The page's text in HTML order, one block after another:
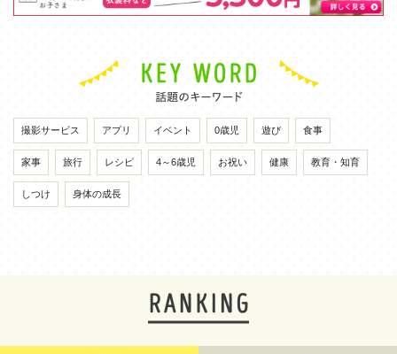
撮影サービス アプリ イベント 0歳児 遊び 食事
家事 旅行 レシピ 4～6歳児 お祝い 健康 教育・知育
しつけ 身体の成長